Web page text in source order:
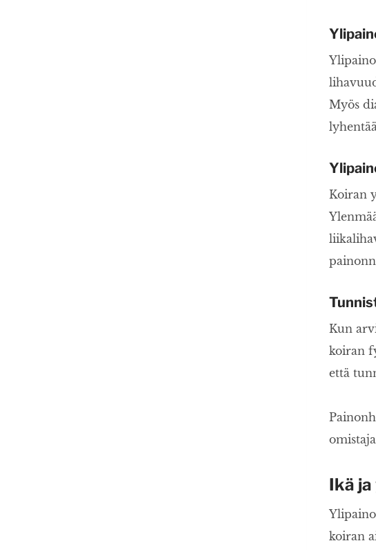
Myös
Koiran
Kun
koiran
että
Ikä
koiran